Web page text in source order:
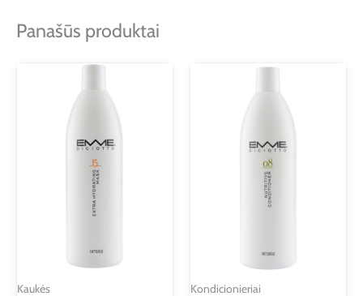
Panašūs produktai
Kaukės Kondicionieriai